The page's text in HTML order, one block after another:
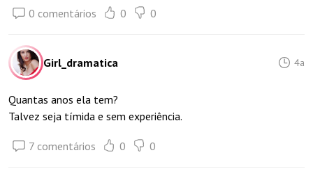
0 comentários 0 0
Girl_dramatica 4a
Quantas anos ela tem?
Talvez seja tímida e sem experiência.
7 comentários 0 0